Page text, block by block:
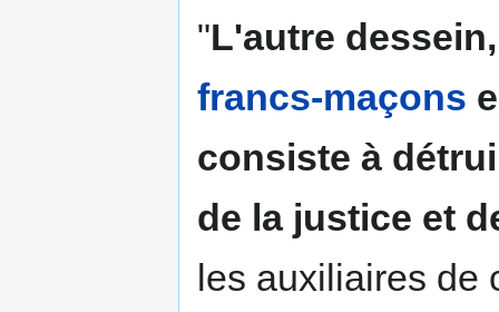
"L'autre
francs-maçons
consiste à
de la justice et
les auxiliaires de